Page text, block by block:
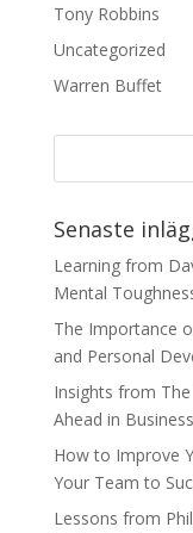
Tony Robbins
Uncategorized
Warren Buffet
Senaste
Learning from
Mental
The Importance
and Personal
Insights from
Ahead in Business
How to Improve
Your Team to
Lessons from